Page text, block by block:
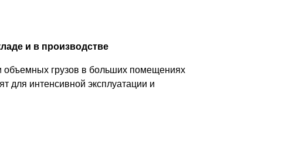
и в производстве
объемных грузов в больших помещениях
для интенсивной эксплуатации и